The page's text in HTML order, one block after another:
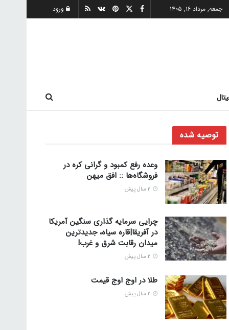
جمعه, مرداد ۱۶, ۱۴۰۵ ورود
توصیه شده
وعده رفع کمبود و گرانی کره در
فروشگاه‌ها :: افق میهن
2 سال پیش
چرایی سرمایه گذاری سنگین آمریکا
در آفریقا|قاره سیاه، جدیدترین
میدان رقابت شرق و غرب!
2 سال پیش
طلا در اوج اوج قیمت
2 سال پیش